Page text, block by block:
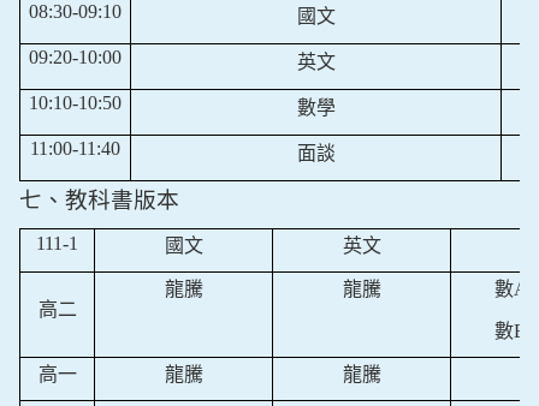
08:30-09:10
國文
09:20-10:00
英文
10:10-10:50
數學
11:00-11:40
面談
七、教科書版本
111-1 國文 英文
高二
龍騰 龍騰 數A
數B
高一 龍騰 龍騰